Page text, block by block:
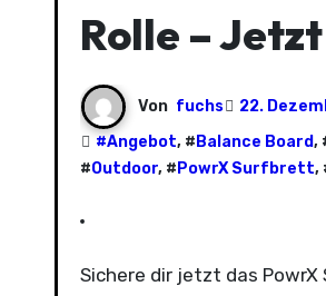
Rolle –
Von fuchs
22.
#Angebot, # Balance Board,
#Outdoor, # PowrX Surfbrett,
Sichere dir jetzt das PowrX Surfbrett Holz | Balance Skateboard inkl. Rolle zum unschlagbaren Preis von nur